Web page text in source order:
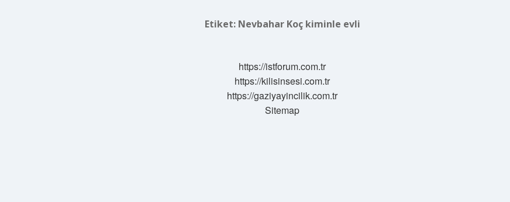
Etiket: Nevbahar Koç kiminle evli
https://istforum.com.tr
https://kilisinsesi.com.tr
https://gaziyayincilik.com.tr
Sitemap